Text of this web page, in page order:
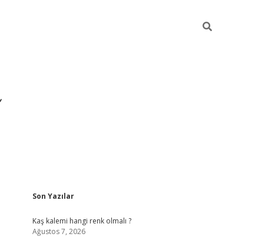
Sidebar
Son Yazılar
Kaş kalemi hangi renk olmalı ?
Ağustos 7, 2026